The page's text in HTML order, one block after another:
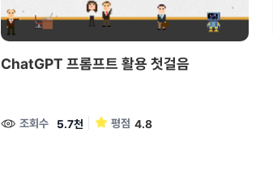
ChatGPT 프롬프트 활용 첫걸음
조회수 5.7천 평점 4.8